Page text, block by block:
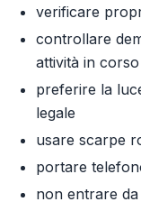
verificare
controllare
attività in corso
preferire la
legale
usare scarpe
portare
non entrare